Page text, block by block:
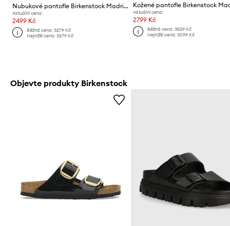
Nubukové pantofle Birkenstock Madrid Big Buckle
Aktuální cena:
2499 Kč
Běžná cena:3279 Kč
Nejnižší cena:3279 Kč
Kožené pantofle Birkenstock
Aktuální cena:
2799 Kč
Běžná cena: 3529 Kč
Nejnižší cena: 3099 Kč
Objevte produkty Birkenstock